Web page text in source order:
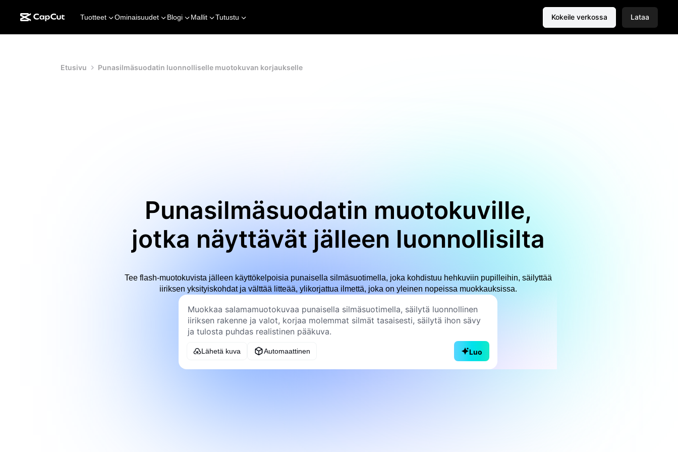
Tuotteet Ominaisuudet Blogi Mallit Tutustu Kokeile verkossa Lataa
Etusivu Punasilmäsuodatin luonnolliselle muotokuvan korjaukselle
Punasilmäsuodatin muotokuville,
jotka näyttävät jälleen luonnollisilta
Tee flash-muotokuvista jälleen käyttökelpoisia punaisella silmäsuotimella, joka kohdistuu hehkuviin pupilleihin, säilyttää
iiriksen yksityiskohdat ja välttää litteää, ylikorjattua ilmettä, joka on yleinen nopeissa muokkauksissa.
Lähetä kuva Automaattinen Luo